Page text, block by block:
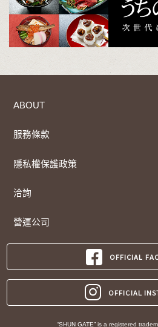
ABOUT
服務條款
隱私權保護政策
洽詢
營運公司
OFFICIAL
OFFICIAL
“SHUN GATE” is a registered